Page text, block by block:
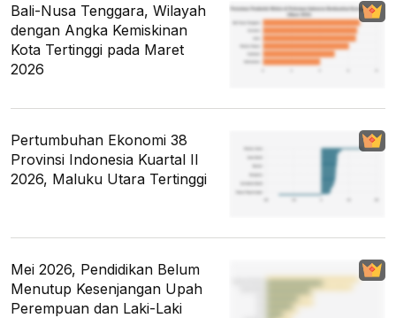
Bali-Nusa Tenggara, Wilayah
dengan Angka Kemiskinan
Kota Tertinggi pada Maret
2026
Pertumbuhan Ekonomi 38
Provinsi Indonesia Kuartal II
2026, Maluku Utara Tertinggi
Mei 2026, Pendidikan Belum
Menutup Kesenjangan Upah
Perempuan dan Laki-Laki